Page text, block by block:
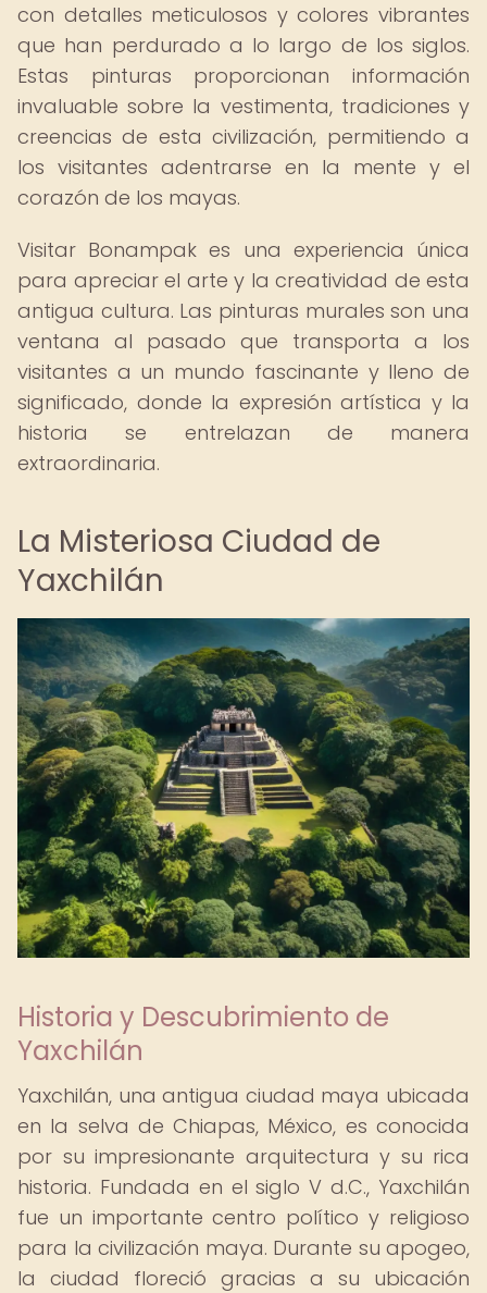
con detalles meticulosos y colores vibrantes
que han perdurado a lo largo de los siglos.
Estas pinturas proporcionan información
invaluable sobre la vestimenta, tradiciones y
creencias de esta civilización, permitiendo a
los visitantes adentrarse en la mente y el
corazón de los mayas.
Visitar Bonampak es una experiencia única
para apreciar el arte y la creatividad de esta
antigua cultura. Las pinturas murales son una
ventana al pasado que transporta a los
visitantes a un mundo fascinante y lleno de
significado, donde la expresión artística y la
historia se entrelazan de manera
extraordinaria.
La Misteriosa Ciudad de
Yaxchilán
Historia y Descubrimiento de
Yaxchilán
Yaxchilán, una antigua ciudad maya ubicada
en la selva de Chiapas, México, es conocida
por su impresionante arquitectura y su rica
historia. Fundada en el siglo V d.C., Yaxchilán
fue un importante centro político y religioso
para la civilización maya. Durante su apogeo,
la ciudad floreció gracias a su ubicación